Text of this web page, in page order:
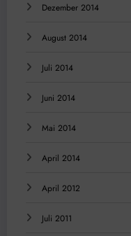
Dezember 2014
August 2014
Juli 2014
Juni 2014
Mai 2014
April 2014
April 2012
Juli 2011